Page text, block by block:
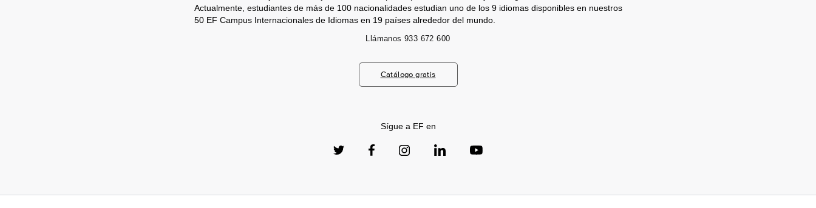
Actualmente, estudiantes de más de 100 nacionalidades estudian uno de los 9 idiomas disponibles en nuestros
50 EF Campus Internacionales de Idiomas en 19 países alrededor del mundo.
Llámanos 933 672 600
Catálogo gratis
Sígue a EF en